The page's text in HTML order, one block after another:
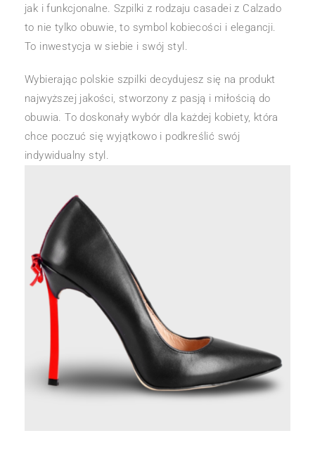
jak i funkcjonalne. Szpilki z rodzaju casadei z Calzado
to nie tylko obuwie, to symbol kobiecości i elegancji.
To inwestycja w siebie i swój styl.
Wybierając polskie szpilki decydujesz się na produkt
najwyższej jakości, stworzony z pasją i miłością do
obuwia. To doskonały wybór dla każdej kobiety, która
chce poczuć się wyjątkowo i podkreślić swój
indywidualny styl.